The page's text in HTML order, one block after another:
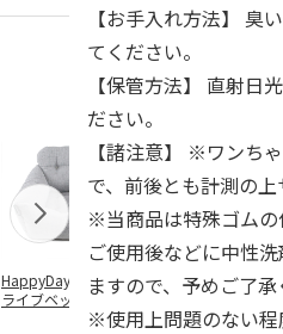
HappyDays 2wayド
ライブベッド グレ
獣医師開発 ニオイ
をとる砂専用 猫ト
イレ ナチュラルグ
【お手入れ方法】 臭
てください。
【保管方法】 直射日
ださい。
【諸注意】 ※ワンち
で、前後とも計測の上
※当商品は特殊ゴムの
ご使用後などに中性
ますので、予めご了承
※使用上問題のない程